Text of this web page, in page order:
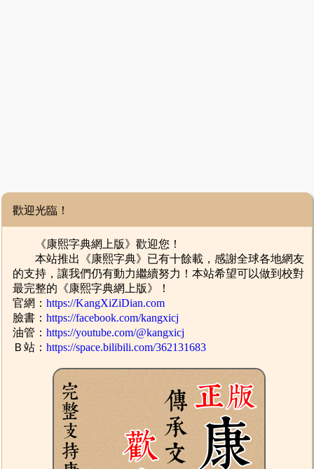
歡迎光臨！
《康熙字典網上版》歡迎您！
本站推出《康熙字典》已有十餘載，感謝全球各地網友
的支持，讓我們仍有動力繼續努力！本站希望可以做到校對
最完整的《康熙字典網上版》！
官網：https://KangXiZiDian.com
臉書：https://facebook.com/kangxicj
油管：https://youtube.com/@kangxicj
Ｂ站：https://space.bilibili.com/362131683